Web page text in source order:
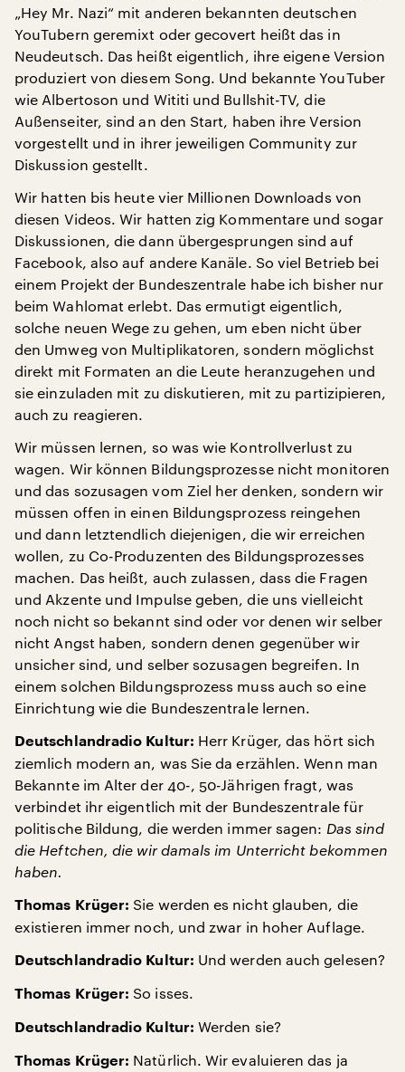
„Hey Mr. Nazi“ mit anderen bekannten deutschen
YouTubern geremixt oder gecovert heißt das in
Neudeutsch. Das heißt eigentlich, ihre eigene Version
produziert von diesem Song. Und bekannte YouTuber
wie Albertoson und Wititi und Bullshit-TV, die
Außenseiter, sind an den Start, haben ihre Version
vorgestellt und in ihrer jeweiligen Community zur
Diskussion gestellt.
Wir hatten bis heute vier Millionen Downloads von
diesen Videos. Wir hatten zig Kommentare und sogar
Diskussionen, die dann übergesprungen sind auf
Facebook, also auf andere Kanäle. So viel Betrieb bei
einem Projekt der Bundeszentrale habe ich bisher nur
beim Wahlomat erlebt. Das ermutigt eigentlich,
solche neuen Wege zu gehen, um eben nicht über
den Umweg von Multiplikatoren, sondern möglichst
direkt mit Formaten an die Leute heranzugehen und
sie einzuladen mit zu diskutieren, mit zu partizipieren,
auch zu reagieren.
Wir müssen lernen, so was wie Kontrollverlust zu
wagen. Wir können Bildungsprozesse nicht monitoren
und das sozusagen vom Ziel her denken, sondern wir
müssen offen in einen Bildungsprozess reingehen
und dann letztendlich diejenigen, die wir erreichen
wollen, zu Co-Produzenten des Bildungsprozesses
machen. Das heißt, auch zulassen, dass die Fragen
und Akzente und Impulse geben, die uns vielleicht
noch nicht so bekannt sind oder vor denen wir selber
nicht Angst haben, sondern denen gegenüber wir
unsicher sind, und selber sozusagen begreifen. In
einem solchen Bildungsprozess muss auch so eine
Einrichtung wie die Bundeszentrale lernen.
Deutschlandradio Kultur: Herr Krüger, das hört sich
ziemlich modern an, was Sie da erzählen. Wenn man
Bekannte im Alter der 40-, 50-Jährigen fragt, was
verbindet ihr eigentlich mit der Bundeszentrale für
politische Bildung, die werden immer sagen: Das sind
die Heftchen, die wir damals im Unterricht bekommen
haben.
Thomas Krüger: Sie werden es nicht glauben, die
existieren immer noch, und zwar in hoher Auflage.
Deutschlandradio Kultur: Und werden auch gelesen?
Thomas Krüger: So isses.
Deutschlandradio Kultur: Werden sie?
Thomas Krüger: Natürlich. Wir evaluieren das ja